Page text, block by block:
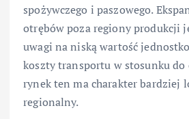
spożywczego i paszowego.
otrębów poza regiony produkcji
uwagi na niską wartość
koszty transportu w stosunku do
rynek ten ma charakter bardziej
regionalny.